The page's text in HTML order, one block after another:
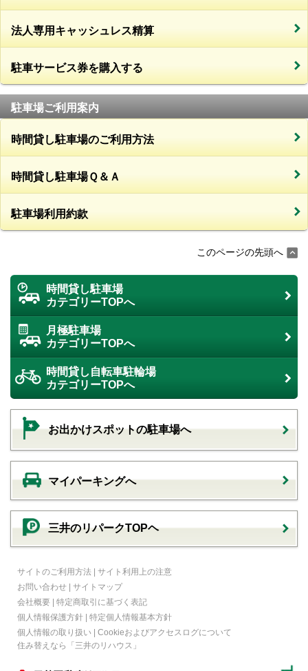
法人専用キャッシュレス精算
駐車サービス券を購入する
駐車場ご利用案内
時間貸し駐車場のご利用方法
時間貸し駐車場Ｑ＆Ａ
駐車場利用約款
このページの先頭へ
時間貸し駐車場
カテゴリーTOPへ
月極駐車場
カテゴリーTOPへ
時間貸し自転車駐輪場
カテゴリーTOPへ
お出かけスポットの駐車場へ
マイパーキングへ
三井のリパークTOPヘ
サイトのご利用方法 | サイト利用上の注意
お問い合わせ | サイトマップ
会社概要 | 特定商取引に基づく表記
個人情報保護方針 | 特定個人情報基本方針
個人情報の取り扱い | Cookieおよびアクセスログについて
住み替えなら
「三井のリハウス」